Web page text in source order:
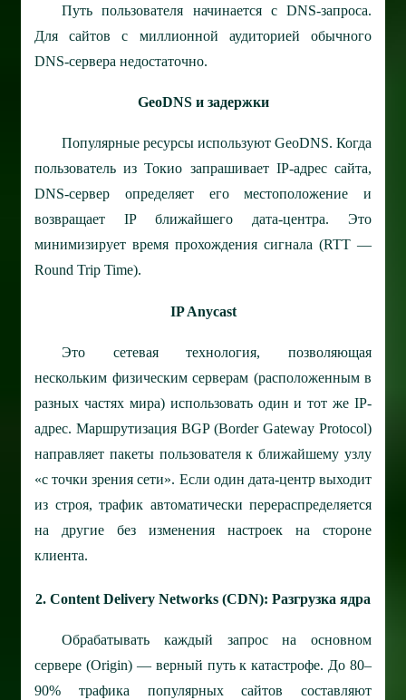
Путь пользователя начинается с DNS-запроса.
Для сайтов с миллионной аудиторией обычного
DNS-сервера недостаточно.
GeoDNS и задержки
Популярные ресурсы используют GeoDNS. Когда
пользователь из Токио запрашивает IP-адрес сайта,
DNS-сервер определяет его местоположение и
возвращает IP ближайшего дата-центра. Это
минимизирует время прохождения сигнала (RTT —
Round Trip Time).
IP Anycast
Это сетевая технология, позволяющая
нескольким физическим серверам (расположенным в
разных частях мира) использовать один и тот же IP-
адрес. Маршрутизация BGP (Border Gateway Protocol)
направляет пакеты пользователя к ближайшему узлу
«с точки зрения сети». Если один дата-центр выходит
из строя, трафик автоматически перераспределяется
на другие без изменения настроек на стороне
клиента.
2. Content Delivery Networks (CDN): Разгрузка ядра
Обрабатывать каждый запрос на основном
сервере (Origin) — верный путь к катастрофе. До 80–
90% трафика популярных сайтов составляют